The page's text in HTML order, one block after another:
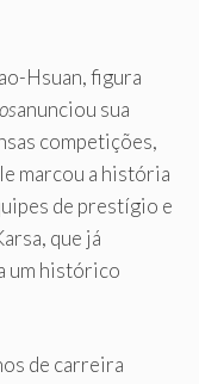
Hsuan, figura
anunciou sua
competições,
marcou a história
de prestígio e
que já
um histórico
de carreira